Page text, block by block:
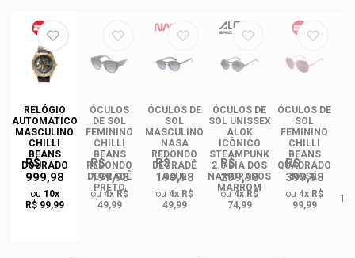
RELÓGIO
AUTOMÁTICO
MASCULINO
CHILLI
BEANS
DOURADO
R$
999,98
ou 10x
R$ 99,99
ÓCULOS
DE SOL
FEMININO
CHILLI
BEANS
REDONDO
DEGRADÊ
PRETO
R$
199,98
ou4x R$
49,99
ÓCULOS DE
SOL
MASCULINO
NASA
REDONDO
DEGRADÊ
AZUL
R$
199,98
ou 4x R$
49,99
ÓCULOS DE
SOL UNISSEX
ALOK
ICÔNICO
STEAMPUNK
2.0 DIA DOS
NAMORADOS
MARROM
R$
299,98
ou4x R$
74,99
ÓCULOS DE
SOL
FEMININO
CHILLI
BEANS
QUADRADO
ROSÉ
R$
399,98
ou 4x R$
99,99